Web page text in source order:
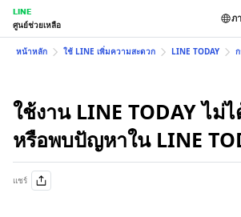
LINE
ศูนย์ช่วยเหลือ
ภ
หน้าหลัก ใช้ LINE เพิ่มความสะดวก LINE TODAY
ใช้งาน LINE TODAY ไม่
หรือพบปัญหาใน LINE
แชร์